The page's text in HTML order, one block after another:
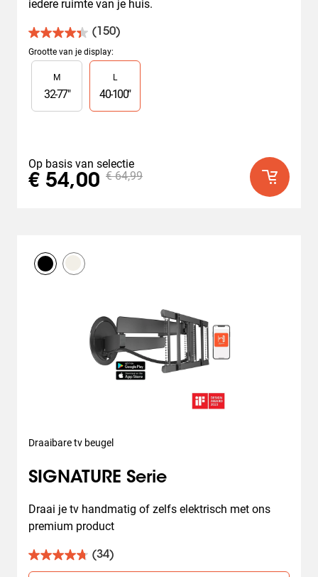
iedere ruimte van je huis.
(150)
4.4
van
de
sterren.
150
Grootte van je display:
Slide 1 of 2
M
32-77"
L
40-100"
Op basis van selectie
€ 54,00 € 64,99
Draaibare tv beugel
SIGNATURE Serie
Draai je tv handmatig of zelfs elektrisch met ons
premium product
(34)
4.8